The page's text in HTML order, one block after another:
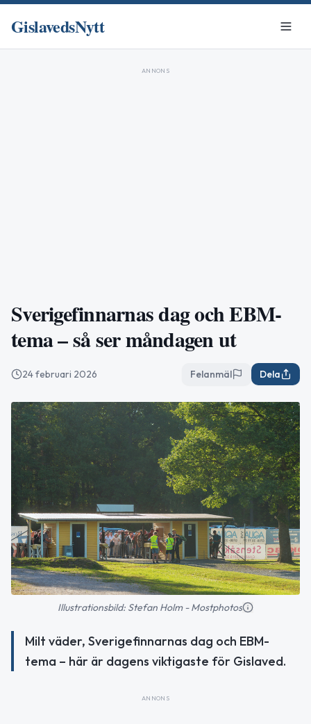
GislavedsNytt
ANNONS
Sverigefinnarnas dag och EBM-
tema – så ser måndagen ut
24 februari 2026 Felanmäl Dela
Illustrationsbild: Stefan Holm - Mostphotos
Milt väder, Sverigefinnarnas dag och EBM-
tema – här är dagens viktigaste för Gislaved.
ANNONS